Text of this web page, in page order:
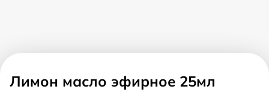
Лимон масло эфирное 25мл